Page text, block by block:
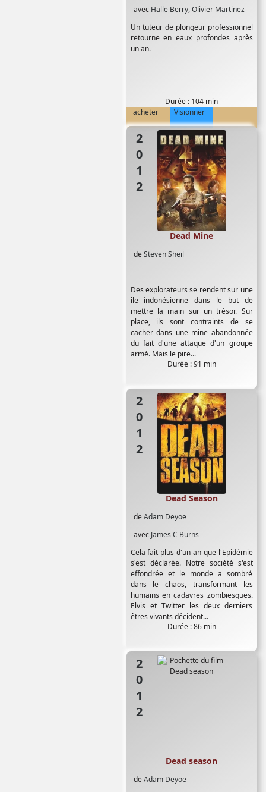
avec Halle Berry,Olivier Martinez
Un tuteur de plongeur professionnel
retourne en eaux profondes après
un an.
Durée : 104 min
acheter
Visionner
2012
deSteven Sheil
Dead Mine
Des explorateurs se rendent sur une
île indonésienne dans le but de
mettre la main sur un trésor. Sur
place, ils sont contraints de se
cacher dans une mine abandonnée
du fait d'une attaque d'un groupe
armé. Mais le pire...
Durée : 91 min
2012
deAdam Deyoe
avec James C Burns
Dead Season
Cela fait plus d'un an que l'Epidémie
s'est déclarée. Notre société s'est
effondrée et le monde a sombré
dans le chaos, transformant les
humains en cadavres zombiesques.
Elvis et Twitter les deux derniers
êtres vivants décident...
Durée : 86 min
2012
deAdam Deyoe
Dead season